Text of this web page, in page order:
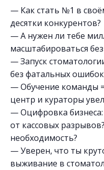
— Как стать №1 в
десятки конкурентов?
— А нужен ли тебе
масштабироваться
— Запуск
без фатальных
— Обучение команды
центр и кураторы
— Оцифровка бизнеса:
от кассовых
необходимость?
— Уверен, что ты
выживание в